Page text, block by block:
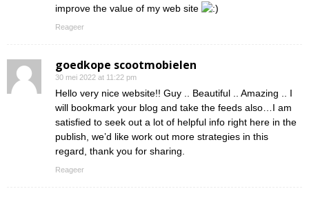
improve the value of my web site
Reageer
goedkope scootmobielen
30 mei 2022 at 11:22 pm
Hello very nice website!! Guy .. Beautiful .. Amazing .. I
will bookmark your blog and take the feeds also…I am
satisfied to seek out a lot of helpful info right here in the
publish, we’d like work out more strategies in this
regard, thank you for sharing.
Reageer